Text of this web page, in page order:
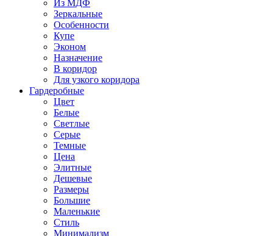
Из МДФ
Зеркальные
Особенности
Купе
Эконом
Назначение
В коридор
Для узкого коридора
Гардеробные
Цвет
Белые
Светлые
Серые
Темные
Цена
Элитные
Дешевые
Размеры
Большие
Маленькие
Стиль
Минимализм